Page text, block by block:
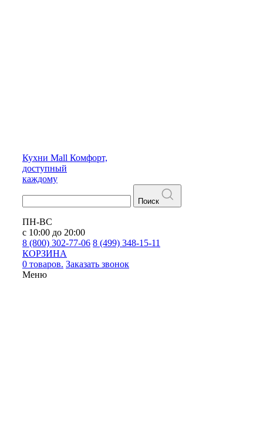
Кухни Mall Комфорт,
доступный
каждому
Поиск
ПН-ВС
с 10:00 до 20:00
8 (800) 302-77-06 8 (499) 348-15-11
КОРЗИНА
0 товаров. Заказать звонок
Меню